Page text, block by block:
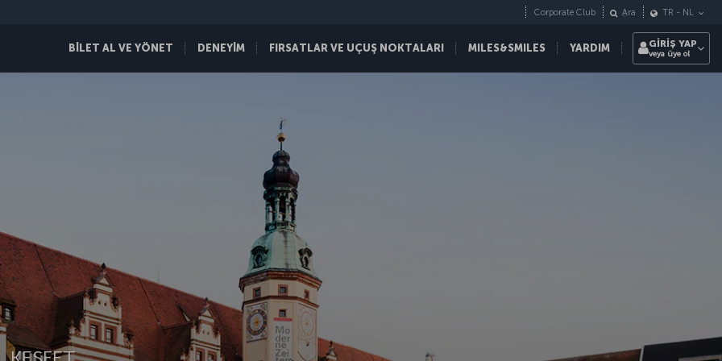
BİLET AL VE YÖNET DENEYİM FIRSATLAR VE UÇUŞ NOKTALARI MILES&SMILES YARDIM
Corporate Club Ara TR - NL
GİRİŞ YAP
veya üye ol